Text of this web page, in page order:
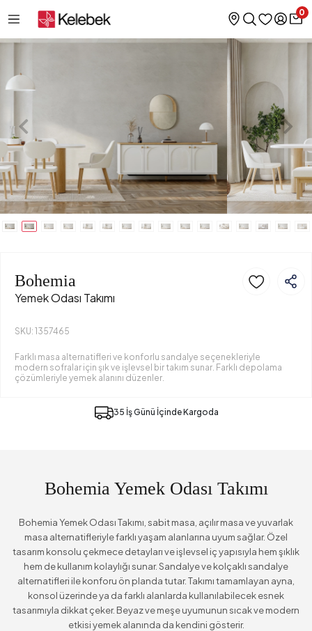
0
Bohemia
Yemek Odası Takımı
SKU: 1357465
Farklı masa alternatifleri ve konforlu sandalye seçenekleriyle
modern sofralar için şık ve işlevsel bir takım sunar. Farklı depolama
çözümleriyle yemek alanını düzenler.
35 İş Günü İçinde Kargoda
Bohemia Yemek Odası Takımı
Bohemia Yemek Odası Takımı, sabit masa, açılır masa ve yuvarlak
masa alternatifleriyle farklı yaşam alanlarına uyum sağlar. Özel
tasarım konsolu çekmece detayları ve işlevsel iç yapısıyla hem şıklık
hem de kullanım kolaylığı sunar. Sandalye ve kolçaklı sandalye
alternatifleri ile konforu ön planda tutar. Takımı tamamlayan ayna,
konsol üzerinde ya da farklı alanlarda kullanılabilecek esnek
tasarımıyla dikkat çeker. Beyaz ve meşe uyumunun sıcak ve modern
etkisi yemek alanında da kendini gösterir.